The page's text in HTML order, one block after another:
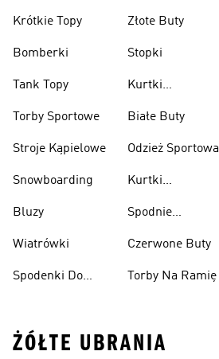
Krótkie Topy
Bomberki
Tank Topy
Torby Sportowe
Stroje Kąpielowe
Snowboarding
Bluzy
Wiatrówki
Spodenki Do
Złote Buty
Stopki
Kurtki
Białe Buty
Odzież Sportowa
Kurtki
Spodnie
Czerwone Buty
Torby Na Ramię
ŻÓŁTE UBRANIA